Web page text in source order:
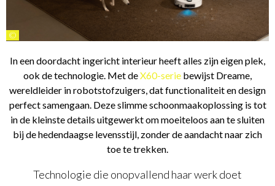
©
In een doordacht ingericht interieur heeft alles zijn eigen plek,
ook de technologie. Met deX60-serie bewijst Dreame,
wereldleider in robotstofzuigers, dat functionaliteit en design
perfect samengaan. Deze slimme schoonmaakoplossing is tot
in de kleinste details uitgewerkt om moeiteloos aan te sluiten
bij de hedendaagse levensstijl, zonder de aandacht naar zich
toe te trekken.
Technologie die onopvallend haar werk doet